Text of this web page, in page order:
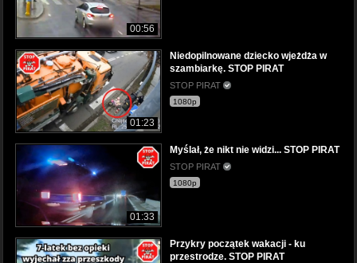
00:56
01:23
Niedopilnowane dziecko wjeżdża w
szambiarkę. STOP PIRAT
STOP PIRAT
1080p
01:33
Myślał, że nikt nie widzi... STOP PIRAT
STOP PIRAT
1080p
Przykry początek wakacji - ku
przestrodze. STOP PIRAT